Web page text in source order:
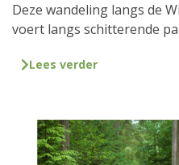
Deze wandeling langs de
voert langs schitterende
Lees verder